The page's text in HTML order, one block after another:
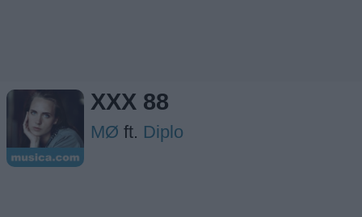
XXX 88
MØ ft. Diplo